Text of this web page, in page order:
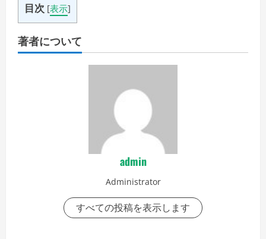
目次 [表示]
著者について
admin
Administrator
すべての投稿を表示します